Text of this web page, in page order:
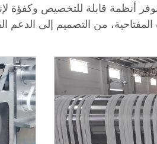
أنظمة قابلة للتخصيص وكفؤة
من التصميم إلى الدعم